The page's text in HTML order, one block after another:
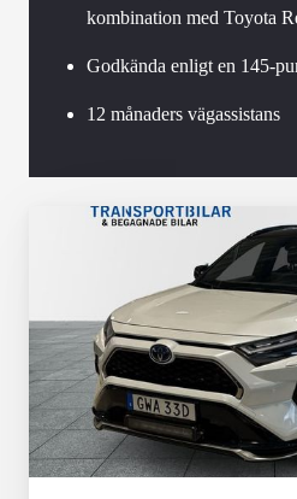
kombination med Toyota
Godkända enligt en 145-
12 månaders vägassistans